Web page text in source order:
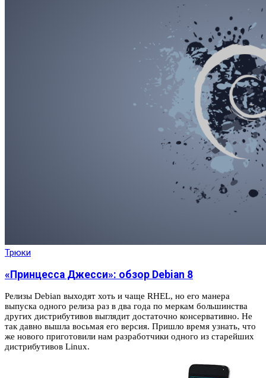
Трюки
«Принцесса Джесси»: обзор Debian 8
Релизы Debian выходят хоть и чаще RHEL, но его манера
выпуска одного релиза раз в два года по меркам большинства
других дистрибутивов выглядит достаточно консервативно. Не
так давно вышла восьмая его версия. Пришло время узнать, что
же нового приготовили нам разработчики одного из старейших
дистрибутивов Linux.